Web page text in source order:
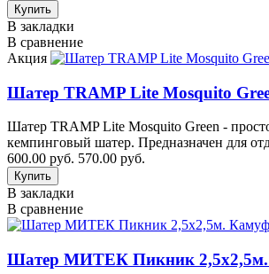
В закладки
В сравнение
Акция
Шатер TRAMP Lite Mosquito
Шатер TRAMP Lite Mosquito Green -
кемпинговый шатер. Предназначен для
600.00 руб. 570.00 руб.
В закладки
В сравнение
Шатер МИТЕК Пикник